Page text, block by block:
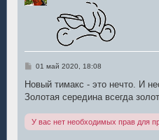
С
о
щ
н
и
е
01 май 2020, 18:08
Новый тимакс - это нечто. И
Золотая середина всегда
У вас нет необходимых прав для